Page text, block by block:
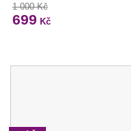
1 000 Kč
699 Kč